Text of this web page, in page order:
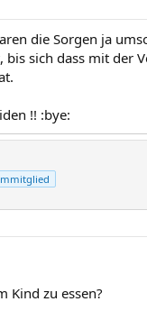
die Sorgen ja
bis sich dass mit der
!! :bye:
Kind zu essen?